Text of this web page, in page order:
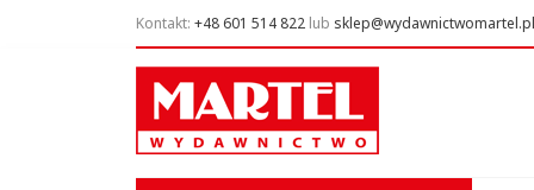
Kontakt: +48 601 514 822 lub sklep@wydawnictwomartel.pl